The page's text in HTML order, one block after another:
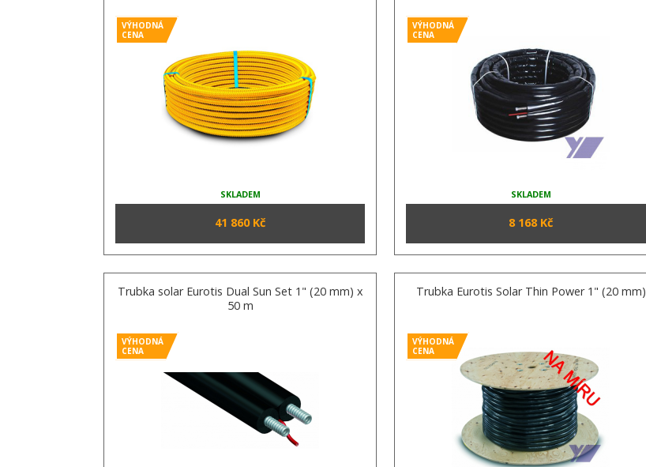
VÝHODNÁ
CENA
SKLADEM
41 860 Kč
VÝHODNÁ
CENA
SKLADEM
8 168 Kč
Trubka solar Eurotis Dual Sun Set 1" (20 mm) x
50 m
VÝHODNÁ
CENA
Trubka Eurotis Solar Thin Power 1" (20 mm)
VÝHODNÁ
CENA